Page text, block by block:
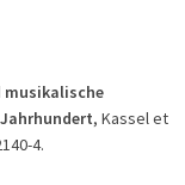
musikalische
, Kassel et
4.